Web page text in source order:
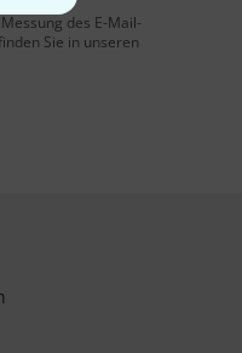
des E-Mail-
Sie in unseren